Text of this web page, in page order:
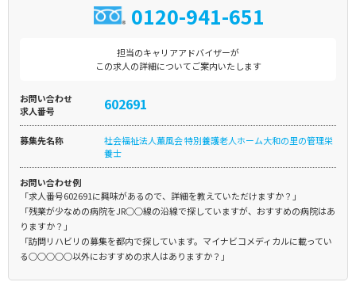
0120-941-651
担当のキャリアアドバイザーが
この求人の詳細についてご案内いたします
お問い合わせ
求人番号
602691
募集先名称
社会福祉法人薫風会 特別養護老人ホーム大和の里の管理栄
養士
お問い合わせ例
「求人番号602691に興味があるので、詳細を教えていただけますか？」
「残業が少なめの病院をJR○○線の沿線で探していますが、おすすめの病院はあ
りますか？」
「訪問リハビリの募集を都内で探しています。マイナビコメディカルに載ってい
る○○○○○以外におすすめの求人はありますか？」